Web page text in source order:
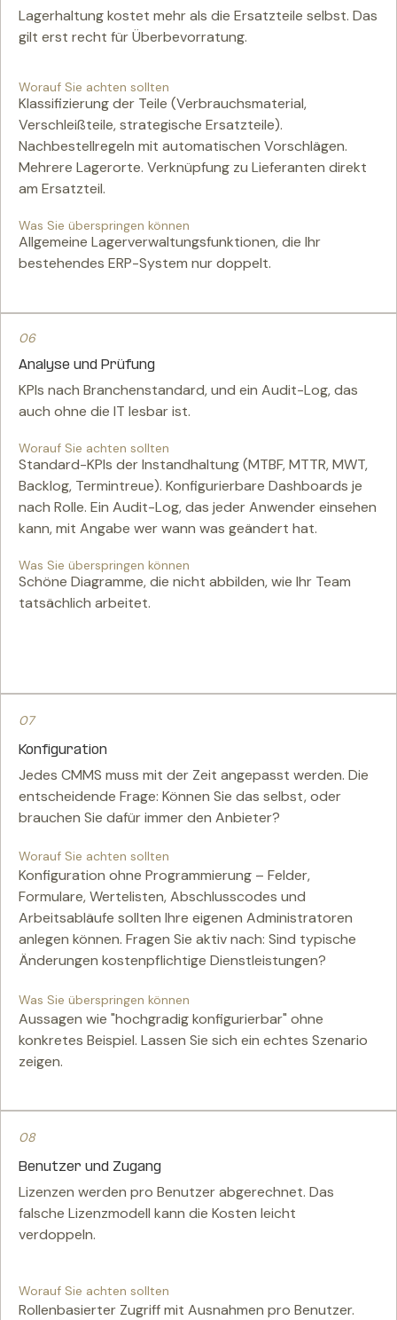
Lagerhaltung kostet mehr als die Ersatzteile selbst. Das
gilt erst recht für Überbevorratung.
Worauf Sie achten sollten
Klassifizierung der Teile (Verbrauchsmaterial,
Verschleißteile, strategische Ersatzteile).
Nachbestellregeln mit automatischen Vorschlägen.
Mehrere Lagerorte. Verknüpfung zu Lieferanten direkt
am Ersatzteil.
Was Sie überspringen können
Allgemeine Lagerverwaltungsfunktionen, die Ihr
bestehendes ERP-System nur doppelt.
06
Analyse und Prüfung
KPIs nach Branchenstandard, und ein Audit-Log, das
auch ohne die IT lesbar ist.
Worauf Sie achten sollten
Standard-KPIs der Instandhaltung (MTBF, MTTR, MWT,
Backlog, Termintreue). Konfigurierbare Dashboards je
nach Rolle. Ein Audit-Log, das jeder Anwender einsehen
kann, mit Angabe wer wann was geändert hat.
Was Sie überspringen können
Schöne Diagramme, die nicht abbilden, wie Ihr Team
tatsächlich arbeitet.
07
Konfiguration
Jedes CMMS muss mit der Zeit angepasst werden. Die
entscheidende Frage: Können Sie das selbst, oder
brauchen Sie dafür immer den Anbieter?
Worauf Sie achten sollten
Konfiguration ohne Programmierung – Felder,
Formulare, Wertelisten, Abschlusscodes und
Arbeitsabläufe sollten Ihre eigenen Administratoren
anlegen können. Fragen Sie aktiv nach: Sind typische
Änderungen kostenpflichtige Dienstleistungen?
Was Sie überspringen können
Aussagen wie "hochgradig konfigurierbar" ohne
konkretes Beispiel. Lassen Sie sich ein echtes Szenario
zeigen.
08
Benutzer und Zugang
Lizenzen werden pro Benutzer abgerechnet. Das
falsche Lizenzmodell kann die Kosten leicht
verdoppeln.
Worauf Sie achten sollten
Rollenbasierter Zugriff mit Ausnahmen pro Benutzer.